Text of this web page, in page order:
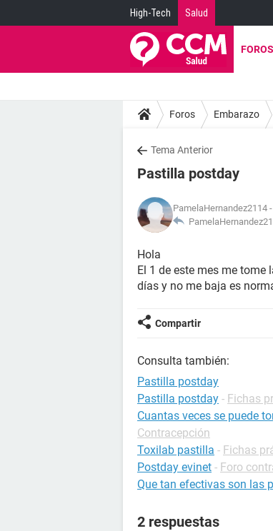
High-Tech Salud
FOROS
Foros Embarazo
Tema Anterior
Pastilla postday
PamelaHernandez2114
Hola
El 1 de este mes me
días y no me baja es
Compartir
Consulta también:
Pastilla postday
Pastilla postday - Fichas
Cuantas veces se puede
Contracepción
Toxilab pastilla - Fichas
Postday evinet - Foro
Que tan efectivas son las
2 respuestas